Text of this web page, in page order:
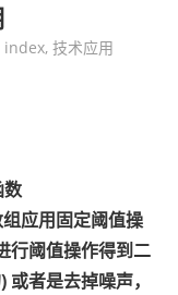
index,技术应用
应用固定阈值操
行阈值操作得到二
者是去掉噪声，